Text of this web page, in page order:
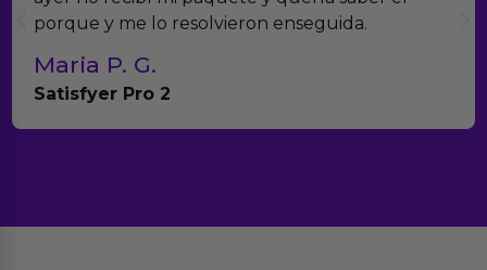
con el seguimiento del pedido.